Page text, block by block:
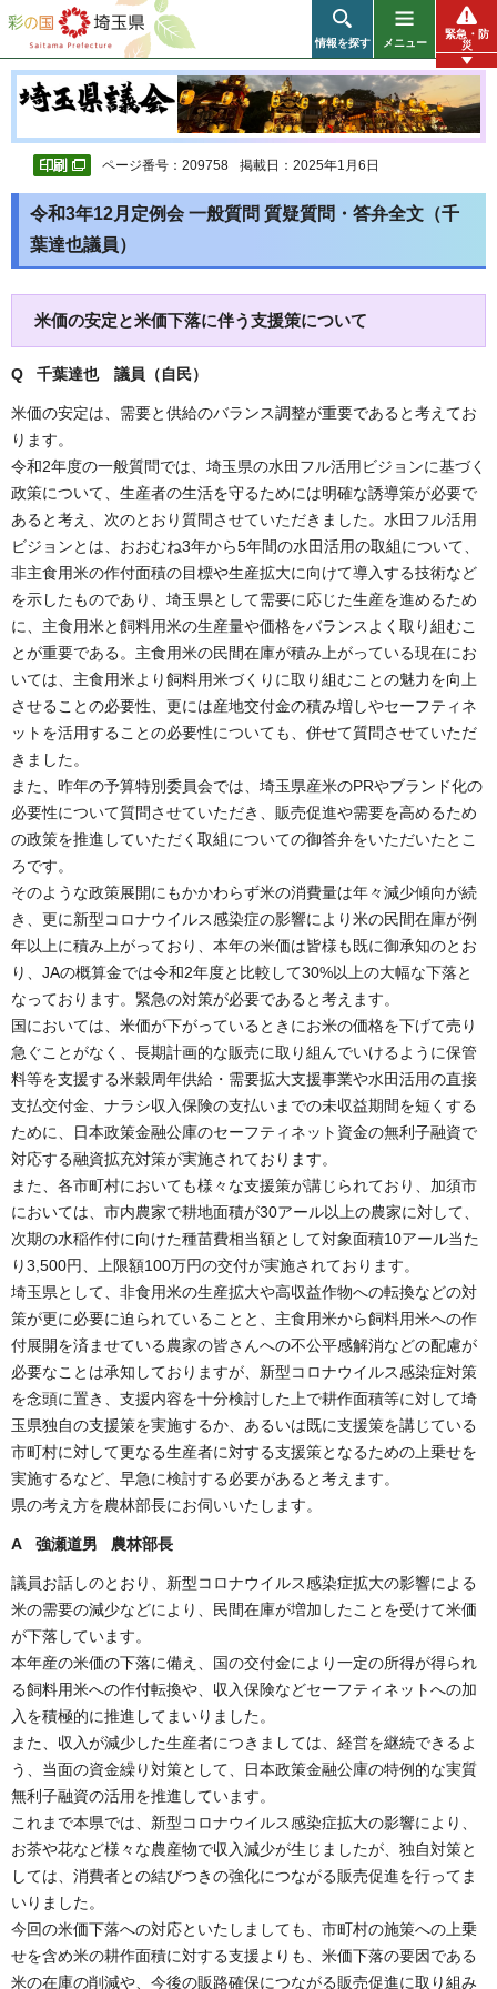
彩の国 埼玉県
情報を探す メニュー
緊急・防
災
ページ番号：209758 掲載日：2025年1月6日
令和3年12月定例会 一般質問 質疑質問・答弁全文（千
葉達也議員）
米価の安定と米価下落に伴う支援策について
Q 千葉達也 議員（自民）
米価の安定は、需要と供給のバランス調整が重要であると考えてお
ります。
令和2年度の一般質問では、埼玉県の水田フル活用ビジョンに基づく
政策について、生産者の生活を守るためには明確な誘導策が必要で
あると考え、次のとおり質問させていただきました。水田フル活用
ビジョンとは、おおむね3年から5年間の水田活用の取組について、
非主食用米の作付面積の目標や生産拡大に向けて導入する技術など
を示したものであり、埼玉県として需要に応じた生産を進めるため
に、主食用米と飼料用米の生産量や価格をバランスよく取り組むこ
とが重要である。主食用米の民間在庫が積み上がっている現在にお
いては、主食用米より飼料用米づくりに取り組むことの魅力を向上
させることの必要性、更には産地交付金の積み増しやセーフティネ
ットを活用することの必要性についても、併せて質問させていただ
きました。
また、昨年の予算特別委員会では、埼玉県産米のPRやブランド化の
必要性について質問させていただき、販売促進や需要を高めるため
の政策を推進していただく取組についての御答弁をいただいたとこ
ろです。
そのような政策展開にもかかわらず米の消費量は年々減少傾向が続
き、更に新型コロナウイルス感染症の影響により米の民間在庫が例
年以上に積み上がっており、本年の米価は皆様も既に御承知のとお
り、JAの概算金では令和2年度と比較して30%以上の大幅な下落と
なっております。緊急の対策が必要であると考えます。
国においては、米価が下がっているときにお米の価格を下げて売り
急ぐことがなく、長期計画的な販売に取り組んでいけるように保管
料等を支援する米穀周年供給・需要拡大支援事業や水田活用の直接
支払交付金、ナラシ収入保険の支払いまでの未収益期間を短くする
ために、日本政策金融公庫のセーフティネット資金の無利子融資で
対応する融資拡充対策が実施されております。
また、各市町村においても様々な支援策が講じられており、加須市
においては、市内農家で耕地面積が30アール以上の農家に対して、
次期の水稲作付に向けた種苗費相当額として対象面積10アール当た
り3,500円、上限額100万円の交付が実施されております。
埼玉県として、非食用米の生産拡大や高収益作物への転換などの対
策が更に必要に迫られていることと、主食用米から飼料用米への作
付展開を済ませている農家の皆さんへの不公平感解消などの配慮が
必要なことは承知しておりますが、新型コロナウイルス感染症対策
を念頭に置き、支援内容を十分検討した上で耕作面積等に対して埼
玉県独自の支援策を実施するか、あるいは既に支援策を講じている
市町村に対して更なる生産者に対する支援策となるための上乗せを
実施するなど、早急に検討する必要があると考えます。
県の考え方を農林部長にお伺いいたします。
A 強瀬道男 農林部長
議員お話しのとおり、新型コロナウイルス感染症拡大の影響による
米の需要の減少などにより、民間在庫が増加したことを受けて米価
が下落しています。
本年産の米価の下落に備え、国の交付金により一定の所得が得られ
る飼料用米への作付転換や、収入保険などセーフティネットへの加
入を積極的に推進してまいりました。
また、収入が減少した生産者につきましては、経営を継続できるよ
う、当面の資金繰り対策として、日本政策金融公庫の特例的な実質
無利子融資の活用を推進しています。
これまで本県では、新型コロナウイルス感染症拡大の影響により、
お茶や花など様々な農産物で収入減少が生じましたが、独自対策と
しては、消費者との結びつきの強化につながる販売促進を行ってま
いりました。
今回の米価下落への対応といたしましても、市町村の施策への上乗
せを含め米の耕作面積に対する支援よりも、米価下落の要因である
米の在庫の削減や、今後の販路確保につながる販売促進に取り組み